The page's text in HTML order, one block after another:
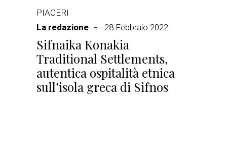
PIACERI
La redazione
28 Febbraio 2022
Sifnaika Konakia
Traditional Settlements,
autentica ospitalità etnica
sull’isola greca di Sifnos